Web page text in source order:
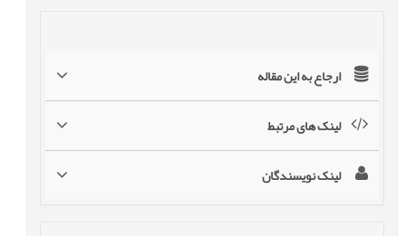
ارجاع به این مقاله
لینک های مرتبط
لینک نویسندگان